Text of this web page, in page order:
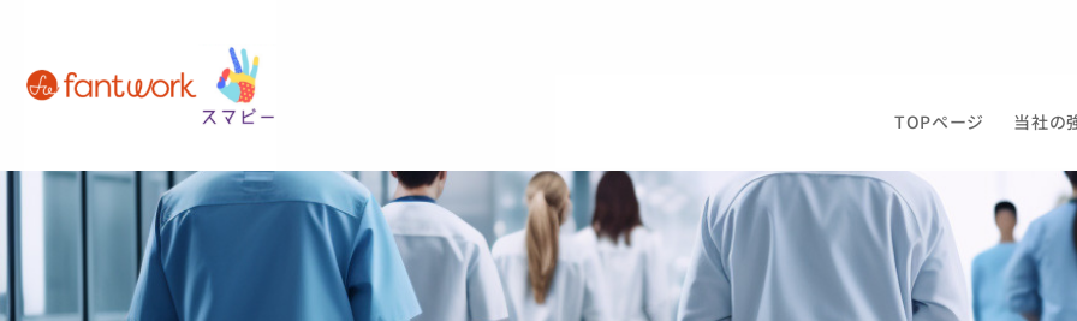
TOPページ 当社の